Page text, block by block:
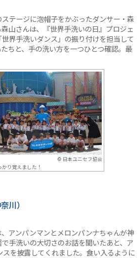
テージに泡帽子をかぶったダンサー・森
山さんは、『世界手洗いの日』プロジェ
界手洗いダンス」の振り付けを担当して
ちと、手の洗い方を一つひとつ確認。最
© 日本ユニセフ協会
り覚えました！
川）
アンパンマンとメロンパンナちゃんが神
手洗いの大切さのお話を聞いたあと、ア
を披露してくれました。食い入るように